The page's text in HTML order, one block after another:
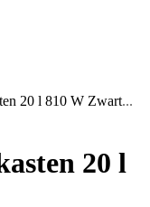
20 l 810 W Zwart
20 l